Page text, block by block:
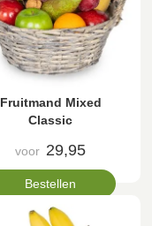
Fruitmand Mixed
Classic
voor 29,95
Bestellen